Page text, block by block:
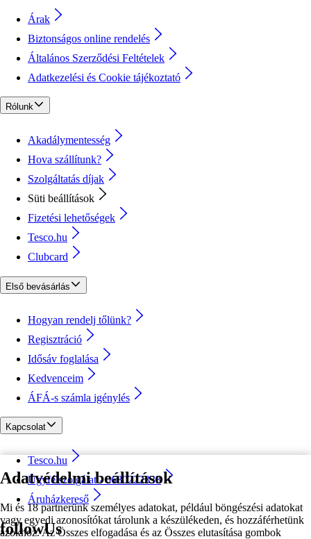
Adatvédelmi beállítások
Mi és 18 partnerünk személyes adatokat, például böngészési adatokat
vagy egyedi azonosítókat tárolunk a készülékeden, és hozzáférhetünk
azokhoz. Az Összes elfogadása és az Összes elutasítása gombok
Árak
Biztonságos online rendelés
Általános Szerződési Feltételek
Adatkezelési és Cookie tájékoztató
Rólunk
Akadálymentesség
Hova szállítunk?
Szolgáltatás díjak
Süti beállítások
Fizetési lehetőségek
Tesco.hu
Clubcard
Első bevásárlás
Hogyan rendelj tőlünk?
Regisztráció
Idősáv foglalása
Kedvenceim
ÁFÁ-s számla igénylés
Kapcsolat
Tesco.hu
Ügyfélszolgálat - 0680222333
Áruházkereső
followUs